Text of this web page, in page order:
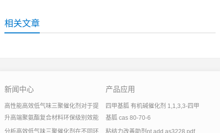
相关文章
新闻中心
高性能高效低气味三聚催化剂对于提
升高端聚氨酯复合材料环保级别效能
产品应用
四甲基胍 有机碱催化剂 1,1,3,3-四甲
基胍 cas 80-70-6